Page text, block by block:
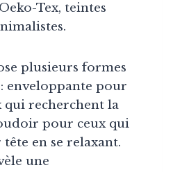
Tex, teintes
plusieurs formes
enveloppante pour
qui recherchent la
pour ceux qui
en se relaxant.
une